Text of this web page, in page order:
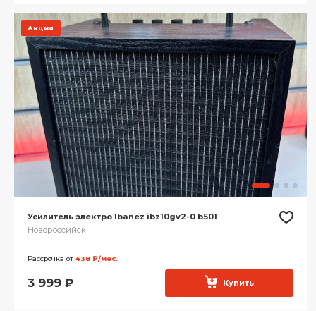
Акция
Усилитель электро Ibanez ibz10gv2-0 b501
Новороссийск
Рассрочка от 438 ₽/мес.
3 999 ₽ Купить